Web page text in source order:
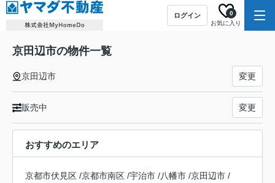
ログイン
お気に入り
0
京田辺市の物件一覧
京田辺市 変更
販売中 変更
おすすめのエリア
京都市伏見区 /京都市南区 /宇治市 /八幡市 /京田辺市 /